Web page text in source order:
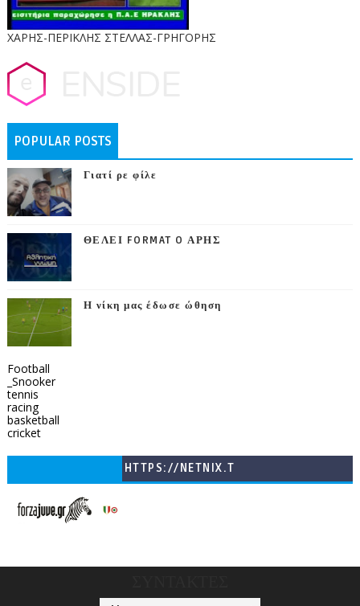
ΧΑΡΗΣ-ΠΕΡΙΚΛΗΣ ΣΤΕΛΛΑΣ-ΓΡΗΓΟΡΗΣ
POPULAR POSTS
Γιατί ρε φίλε
ΘΕΛΕΙ FORMAT O ΑΡΗΣ
Η νίκη μας έδωσε ώθηση
Football
_Snooker
tennis
racing
basketball
cricket
HTTPS://NETNIX.T